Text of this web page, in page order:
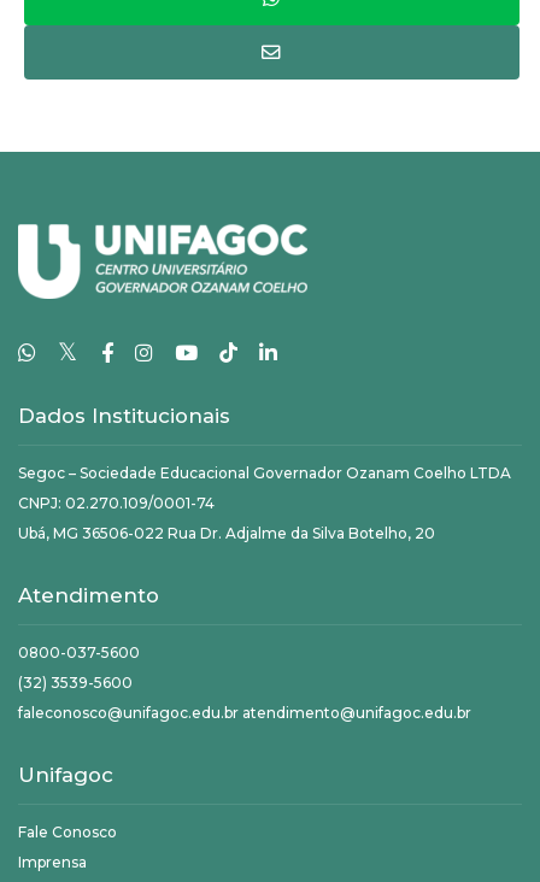
𝕏
Dados Institucionais
Segoc – Sociedade Educacional Governador Ozanam Coelho LTDA
CNPJ: 02.270.109/0001-74
Ubá, MG 36506-022 Rua Dr. Adjalme da Silva Botelho, 20
Atendimento
0800-037-5600
(32) 3539-5600
faleconosco@unifagoc.edu.br atendimento@unifagoc.edu.br
Unifagoc
Fale Conosco
Imprensa